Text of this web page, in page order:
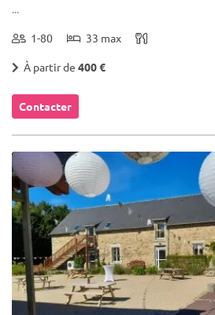
...
1-80 33 max
À partir de 400 €
Contacter